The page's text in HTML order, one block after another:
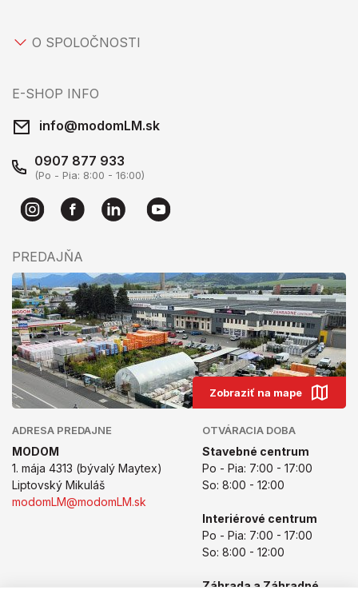
O SPOLOČNOSTI
E-SHOP INFO
info@modomLM.sk
0907 877 933
(Po - Pia: 8:00 - 16:00)
PREDAJŇA
Zobraziť na mape
ADRESA PREDAJNE
MODOM
1. mája 4313 (bývalý Maytex)
Liptovský Mikuláš
modomLM@modomLM.sk
OTVÁRACIA DOBA
Stavebné centrum
Po - Pia: 7:00 - 17:00
So: 8:00 - 12:00
Interiérové centrum
Po - Pia: 7:00 - 17:00
So: 8:00 - 12:00
Záhrada a Záhradné